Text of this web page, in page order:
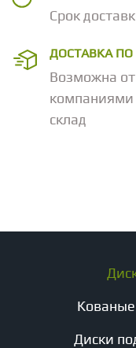
Срок
ДОСТАВКА ПО
Возможна
компаниями
склад
Диски